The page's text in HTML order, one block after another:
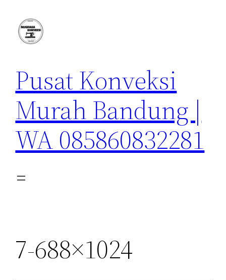
konten
Pusat Konveksi
Murah Bandung |
WA 085860832281
7-688×1024